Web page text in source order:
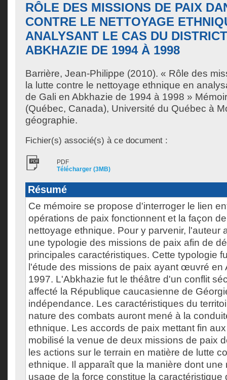
RÔLE DES MISSIONS DE PAIX
CONTRE LE NETTOYAGE
ANALYSANT LE CAS DU
ABKHAZIE DE 1994 À 1998
Barrière, Jean-Philippe (2010). « Rôle des
la lutte contre le nettoyage ethnique en
de Gali en Abkhazie de 1994 à 1998 »
(Québec, Canada), Université du Québec à
géographie.
Fichier(s) associé(s) à ce document :
PDF
Télécharger (3MB)
Résumé
Ce mémoire se propose d'interroger le lien
opérations de paix fonctionnent et la façon
nettoyage ethnique. Pour y parvenir, l'auteur
une typologie des missions de paix afin de
principales caractéristiques. Cette typologie
l'étude des missions de paix ayant œuvré en
1997. L'Abkhazie fut le théâtre d'un conflit
affecté la République caucasienne de
indépendance. Les caractéristiques du
nature des combats auront mené à la
ethnique. Les accords de paix mettant fin
mobilisé la venue de deux missions de paix
les actions sur le terrain en matière de lutte
ethnique. Il apparaît que la manière dont une
usage de la force constitue la caractéristique